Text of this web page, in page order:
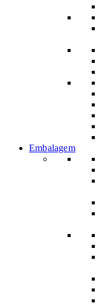
Embalagem